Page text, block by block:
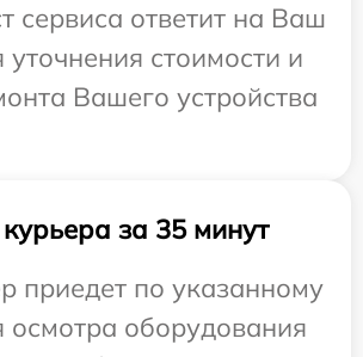
сервиса ответит на Ваш
уточнения стоимости и
Вашего устройства
за 35 минут
приедет по указанному
осмотра оборудования